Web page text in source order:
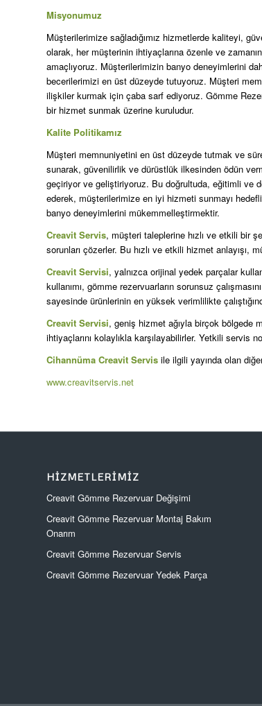
Misyonumuz
Müşterilerimize sağladığımız hizmetlerde kaliteyi,
olarak, her müşterinin ihtiyaçlarına özenle ve
amaçlıyoruz. Müşterilerimizin banyo deneyimlerini
becerilerimizi en üst düzeyde tutuyoruz. Müşteri
ilişkiler kurmak için çaba sarf ediyoruz. Gömme
bir hizmet sunmak üzerine kuruludur.
Kalite Politikamız
Müşteri memnuniyetini en üst düzeyde tutmak ve
sunarak, güvenilirlik ve dürüstlük ilkesinden ödün
geçiriyor ve geliştiriyoruz. Bu doğrultuda, eğitimli ve
ederek, müşterilerimize en iyi hizmeti sunmayı
banyo deneyimlerini mükemmelleştirmektir.
Creavit Servis, müşteri taleplerine hızlı ve etkili bir
sorunları çözerler. Bu hızlı ve etkili hizmet anlayışı,
Creavit Servisi, yalnızca orijinal yedek parçalar
kullanımı, gömme rezervuarların sorunsuz
sayesinde ürünlerinin en yüksek verimlilikte
Creavit Servisi, geniş hizmet ağıyla birçok bölgede
ihtiyaçlarını kolaylıkla karşılayabilirler. Yetkili servis
Cihannüma Creavit Servis ile ilgili yayında olan
www.creavitservis.net
HIZMETLERIMIZ
Creavit Gömme Rezervuar Değişimi
Creavit Gömme Rezervuar Montaj Bakım
Onarım
Creavit Gömme Rezervuar Servis
Creavit Gömme Rezervuar Yedek Parça